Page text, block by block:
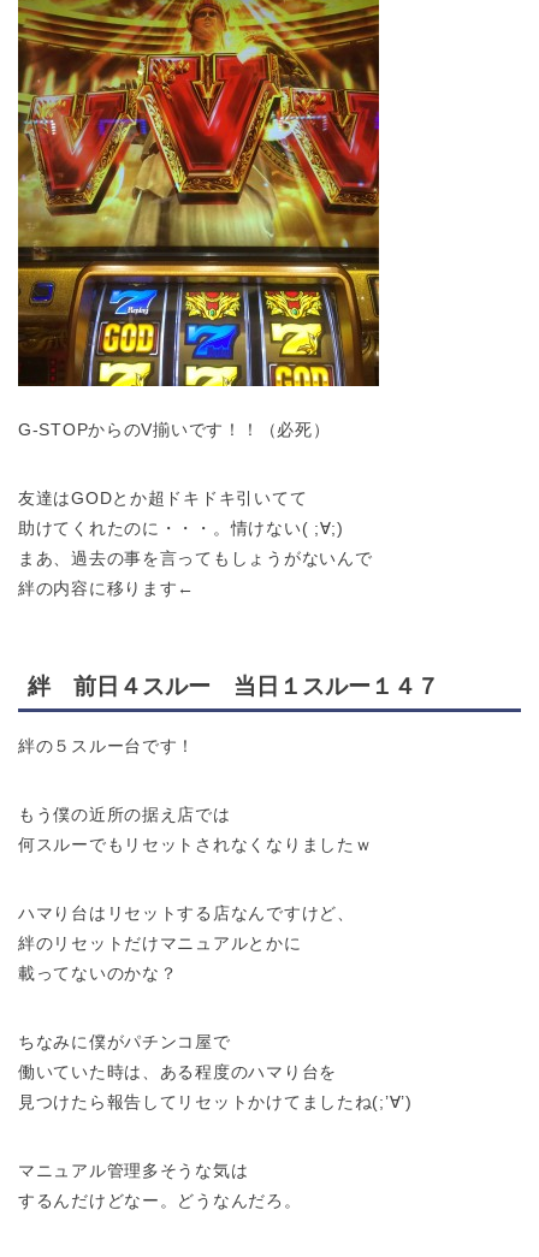
G-STOPからのV揃いです！！（必死）
友達はGODとか超ドキドキ引いてて
助けてくれたのに・・・。情けない( ;∀;)
まあ、過去の事を言ってもしょうがないんで
絆の内容に移ります←
絆 前日４スルー 当日１スルー１４７
絆の５スルー台です！
もう僕の近所の据え店では
何スルーでもリセットされなくなりましたｗ
ハマり台はリセットする店なんですけど、
絆のリセットだけマニュアルとかに
載ってないのかな？
ちなみに僕がパチンコ屋で
働いていた時は、ある程度のハマり台を
見つけたら報告してリセットかけてましたね(;’∀’)
マニュアル管理多そうな気は
するんだけどなー。どうなんだろ。